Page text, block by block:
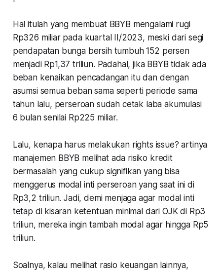
Hal itulah yang membuat BBYB mengalami rugi
Rp326 miliar pada kuartal II/2023, meski dari segi
pendapatan bunga bersih tumbuh 152 persen
menjadi Rp1,37 triliun. Padahal, jika BBYB tidak ada
beban kenaikan pencadangan itu dan dengan
asumsi semua beban sama seperti periode sama
tahun lalu, perseroan sudah cetak laba akumulasi
6 bulan senilai Rp225 miliar.
Lalu, kenapa harus melakukan rights issue? artinya
manajemen BBYB melihat ada risiko kredit
bermasalah yang cukup signifikan yang bisa
menggerus modal inti perseroan yang saat ini di
Rp3,2 triliun. Jadi, demi menjaga agar modal inti
tetap di kisaran ketentuan minimal dari OJK di Rp3
triliun, mereka ingin tambah modal agar hingga Rp5
triliun.
Soalnya, kalau melihat rasio keuangan lainnya,